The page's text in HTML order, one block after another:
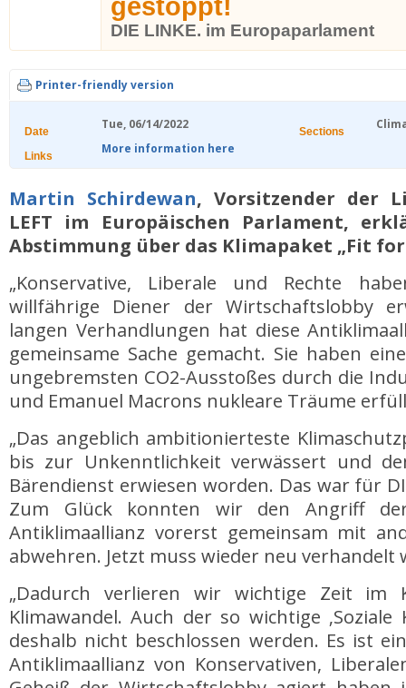
gestoppt!
DIE LINKE. im Europaparlament
Printer-friendly version
Date Tue, 06/14/2022
Links More information here
Sections
Martin Schirdewan, Vorsitzender der
LEFT im Europäischen Parlament,
Abstimmung über das Klimapaket „Fit for
„Konservative, Liberale und Rechte
willfährige Diener der Wirtschaftslobby
langen Verhandlungen hat diese
gemeinsame Sache gemacht. Sie haben
ungebremsten CO2-Ausstoßes durch die
und Emanuel Macrons nukleare Träume
„Das angeblich ambitionierteste
bis zur Unkenntlichkeit verwässert und
Bärendienst erwiesen worden. Das war für
Zum Glück konnten wir den Angriff
Antiklimaallianz vorerst gemeinsam mit
abwehren. Jetzt muss wieder neu verhandelt
„Dadurch verlieren wir wichtige Zeit im
Klimawandel. Auch der so wichtige ‚Soziale
deshalb nicht beschlossen werden. Es ist
Antiklimaallianz von Konservativen,